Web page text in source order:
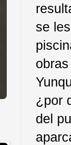
se
¿por
del